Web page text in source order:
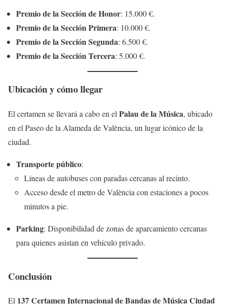
Premio de la Sección de Honor: 15.000 €.
Premio de la Sección Primera: 10.000 €.
Premio de la Sección Segunda: 6.500 €.
Premio de la Sección Tercera: 5.000 €.
Ubicación y cómo llegar
El certamen se llevará a cabo en el Palau de la Música, ubicado
en el Paseo de la Alameda de València, un lugar icónico de la
ciudad.
Transporte público:
Líneas de autobuses con paradas cercanas al recinto.
Acceso desde el metro de València con estaciones a pocos
minutos a pie.
Parking: Disponibilidad de zonas de aparcamiento cercanas
para quienes asistan en vehículo privado.
Conclusión
El 137 Certamen Internacional de Bandas de Música Ciudad